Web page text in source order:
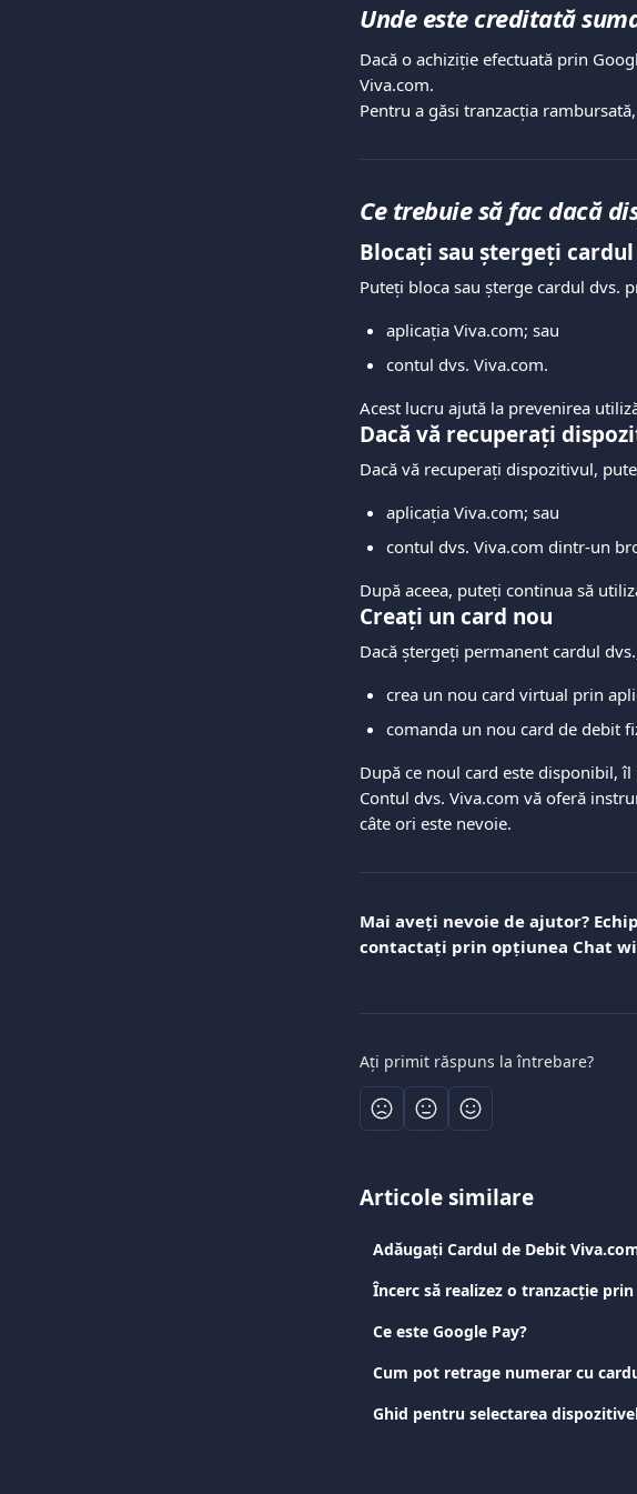
Unde este creditată
Dacă o achiziție efectuată prin
Viva.com.
Pentru a găsi tranzacția
Ce trebuie să fac dacă
Blocați sau ștergeți cardul
Puteți bloca sau șterge cardul dvs.
aplicația Viva.com; sau
contul dvs. Viva.com.
Acest lucru ajută la prevenirea
Dacă vă recuperați
Dacă vă recuperați dispozitivul,
aplicația Viva.com; sau
contul dvs. Viva.com dintr-un
După aceea, puteți continua să
Creați un card nou
Dacă ștergeți permanent cardul
crea un nou card virtual prin
comanda un nou card de debit
După ce noul card este disponibil,
Contul dvs. Viva.com vă oferă
câte ori este nevoie.
Mai aveți nevoie de ajutor?
contactați prin opțiunea Chat
Ați primit răspuns la întrebare?
Articole similare
Adăugați Cardul de Debit
Ce este Google Pay?
Cum pot retrage numerar cu
Ghid pentru selectarea